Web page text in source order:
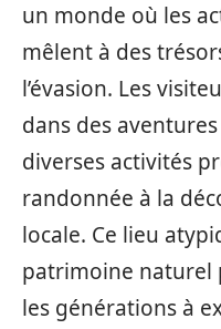
un monde où les
mêlent à des
l’évasion. Les
dans des
diverses activités
randonnée à la
locale. Ce lieu
patrimoine naturel
les générations à